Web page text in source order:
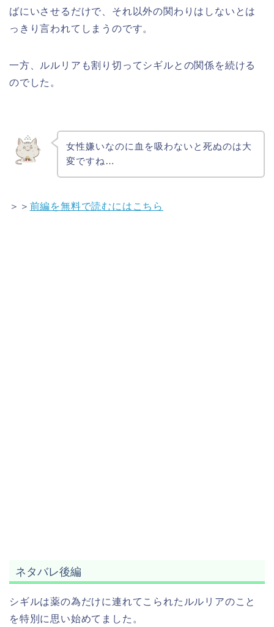
ばにいさせるだけで、それ以外の関わりはしないとは
っきり言われてしまうのです。
一方、ルルリアも割り切ってシギルとの関係を続ける
のでした。
女性嫌いなのに血を吸わないと死ぬのは大
変ですね…
＞＞ 前編を無料で読むにはこちら
ネタバレ後編
シギルは薬の為だけに連れてこられたルルリアのこと
を特別に思い始めてました。